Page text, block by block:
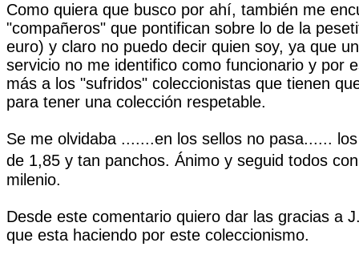
Como quiera que busco por ahí, también me
"compañeros" que pontifican sobre lo de la
euro) y claro no puedo decir quien soy, ya que
servicio no me identifico como funcionario y por
más a los "sufridos" coleccionistas que tienen
para tener una colección respetable.
Se me olvidaba .......en los sellos no pasa......
de 1,85 y tan panchos. Ánimo y seguid todos
milenio.
Desde este comentario quiero dar las gracias a
que esta haciendo por este coleccionismo.